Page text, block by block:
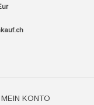
MEIN KONTO